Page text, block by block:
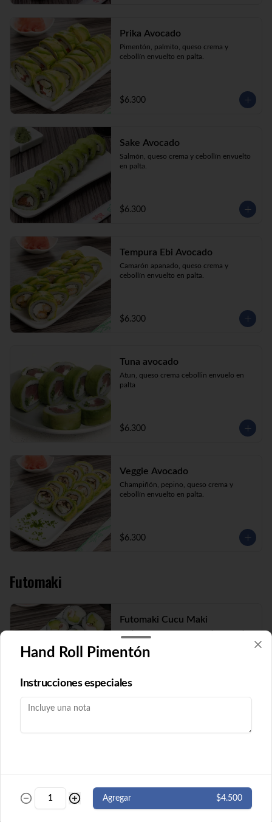
Prika Avocado
Pimentón, palmito, queso crema y
cebollín envuelto en palta.
$6.300
Sake Avocado
Salmón, queso crema y cebollín envuelto
en palta.
$6.300
Tempura Ebi Avocado
Camarón apanado, queso crema y
cebollín envuelto en palta.
$6.300
Tuna avocado
Atun, queso crema cebollin envuelo en
palta
$6.300
Veggie Avocado
Champiñón, pepino, queso crema y
cebollín envuelto en palta.
$6.300
Futomaki
Futomaki Cucu Maki
Pepino y queso crema envuelto en nori. 8
$5.500
$5.500
Hand Roll Pimentón
Instrucciones especiales
Agregar $4.500